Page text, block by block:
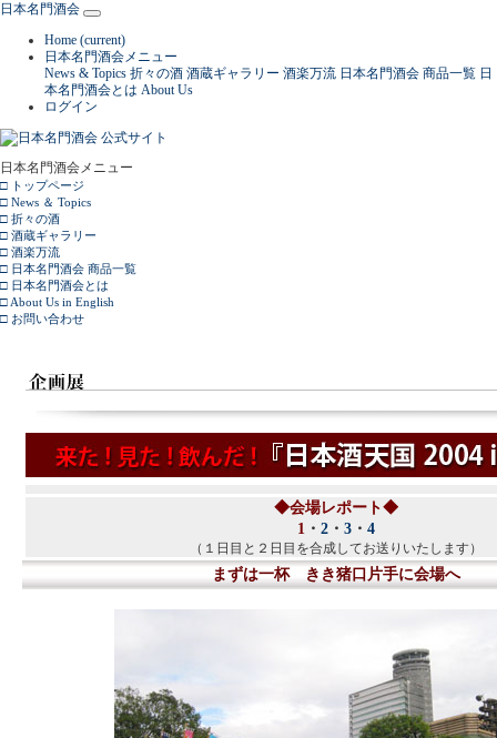
日本名門酒会
Home (current)
日本名門酒会メニュー
News & Topics 折々の酒 酒蔵ギャラリー 酒楽万流 日本名門酒会 商品一覧 日
本名門酒会とは About Us
ログイン
日本名門酒会メニュー
□ トップページ
□ News ＆ Topics
□ 折々の酒
□ 酒蔵ギャラリー
□ 酒楽万流
□ 日本名門酒会 商品一覧
□ 日本名門酒会とは
□ About Us in English
□ お問い合わせ
◆会場レポート◆
1 ・ 2 ・ 3 ・ 4
（１日目と２日目を合成してお送りいたします）
まずは一杯 きき猪口片手に会場へ